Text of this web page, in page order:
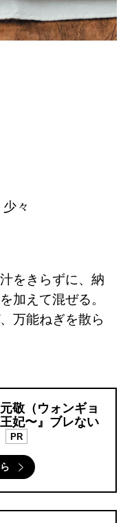
々
をきらずに、納
加えて混ぜる。
万能ねぎを散ら
敬（ウォンギョ
妃〜』ブレない
PR